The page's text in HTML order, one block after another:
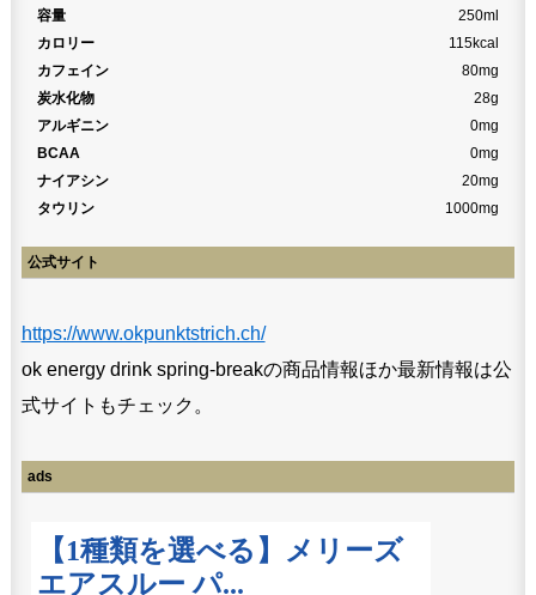
容量
250ml
カロリー
115kcal
カフェイン
80mg
炭水化物
28g
アルギニン
0mg
BCAA
0mg
ナイアシン
20mg
タウリン
1000mg
公式サイト
https://www.okpunktstrich.ch/
ok energy drink spring-breakの商品情報ほか最新情報は公
式サイトもチェック。
ads